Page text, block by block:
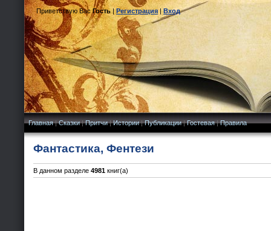
Приветствую Вас Гость|Регистрация|Вход
Главная|Сказки|Притчи|Истории|Публикации|Гостевая|Правила
Фантастика, Фентези
В данном разделе 4981 книг(а)